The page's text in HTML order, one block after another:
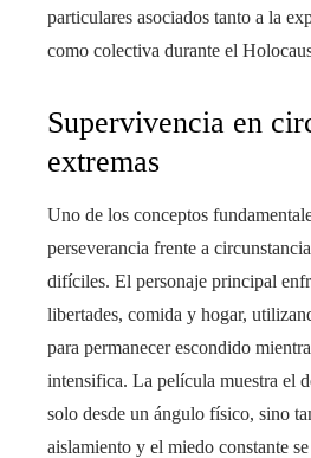
particulares asociados tanto a la
como colectiva durante el
Supervivencia en
extremas
Uno de los conceptos
perseverancia frente a
difíciles. El personaje principal
libertades, comida y hogar,
para permanecer escondido
intensifica. La película muestra el
solo desde un ángulo físico, sino
aislamiento y el miedo constante